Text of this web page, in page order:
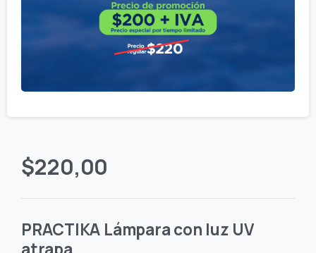
$220,00
PRACTIKA Lámpara con luz UV